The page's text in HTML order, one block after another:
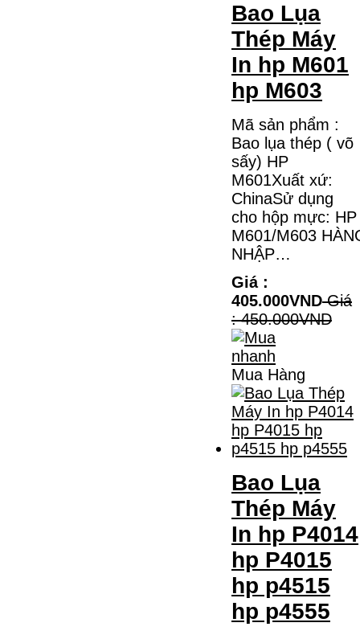
Bao Lụa
Thép Máy
In hp M601
hp M603
Mã sản phẩm :
Bao lụa thép ( võ
sấy) HP
M601Xuất xứ:
ChinaSử dụng
cho hộp mực: HP
M601/M603
NHẬP…
Giá :
405.000VNDGiá
: 450.000VND
Mua Hàng
Bao Lụa
Thép Máy
In hp P4014
hp P4015
hp p4515
hp p4555